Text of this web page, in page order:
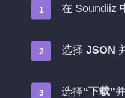
在 Soundiiz
选择 JSON
选择“下载”